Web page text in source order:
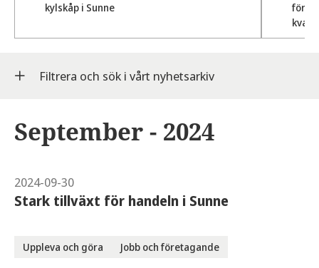
kylskåp i Sunne
kvar?
Filtrera och sök i vårt nyhetsarkiv
September - 2024
2024-09-30
Stark tillväxt för handeln i Sunne
Uppleva och göra Jobb och företagande